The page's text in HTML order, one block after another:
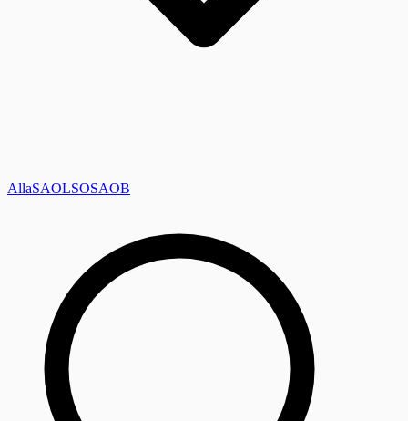
AllaSAOLSOSAOB